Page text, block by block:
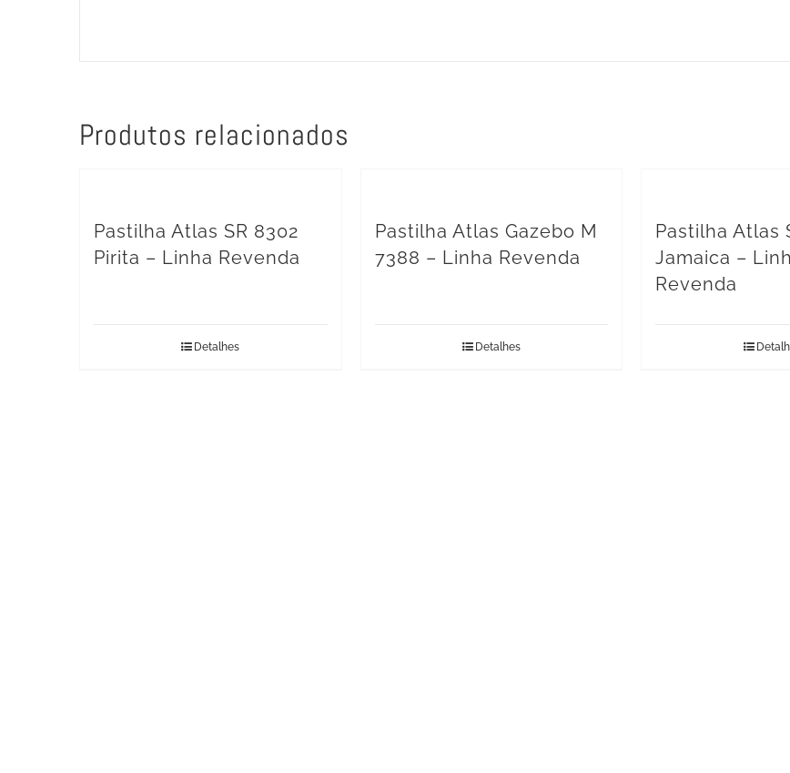
Produtos relacionados
Pastilha Atlas SR 8302
Pirita – Linha Revenda
Detalhes
Pastilha Atlas Gazebo M
7388 – Linha Revenda
Detalhes
Pastilha Atlas
Jamaica –
Revenda